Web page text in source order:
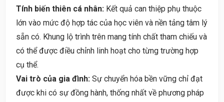
Tính biến thiên cá nhân: Kết quả can thiệp phụ thuộc
lớn vào mức độ hợp tác của học viên và nền tảng tâm lý
sẵn có. Khung lộ trình trên mang tính chất tham chiếu và
có thể được điều chỉnh linh hoạt cho từng trường hợp
cụ thể.
Vai trò của gia đình: Sự chuyển hóa bền vững chỉ đạt
được khi có sự đồng hành, thống nhất về phương pháp